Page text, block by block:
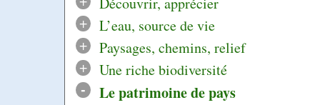
+
L’eau, source de vie
+
Paysages, chemins, relief
+
Une riche biodiversité
- Le patrimoine de pays